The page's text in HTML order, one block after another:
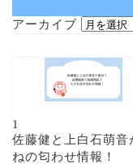
アーカイブ
1
佐藤健と上白石萌音
ねの匂わせ情報！